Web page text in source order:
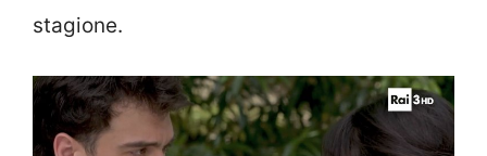
stagione.